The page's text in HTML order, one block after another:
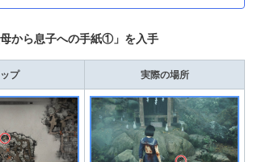
から息子への手紙①」を入手
プ 実際の場所